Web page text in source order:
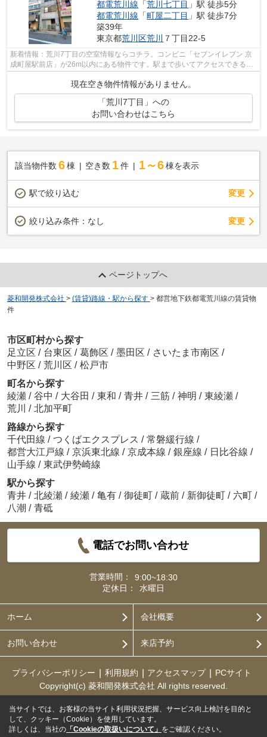
都電荒川線 「荒川七丁目 」駅 徒歩5分
都電荒川線 「町屋二丁目 」駅 徒歩7分
築39年
東京都荒川区荒川 ７丁目22-5
新着情報：荒川7丁目の空室情報ならコチラ。コンビニ「セブンイレブン 京
成町屋駅前店」が26m以内にある物件です。駅まで歩いてアクセスできる、
現在空き物件情報がありません。
「荒川7丁目」への
お問い合わせはこちら
該当物件数 6棟 空き数 1 件 1～6 棟を表示
駅で絞り込む 変更
絞り込み条件： なし 変更
ページトップへ
菱和開発株式会社 > (賃貸)路線・駅から探す > 都営地下鉄都電荒川線の賃貸物
件
市区町村から探す
足立区 / 台東区 / 葛飾区 / 墨田区 / さいたま市南区 /
中野区 / 荒川区 / 松戸市
町名から探す
綾瀬 / 谷中 / 大谷田 / 東和 / 青井 / 三筋 / 神明 / 東綾瀬 /
荒川 / 北加平町
路線から探す
千代田線 / つくばエクスプレス / 常磐緩行線 /
都営大江戸線 / 京浜東北線 / 京成本線 / 銀座線 / 日比谷線 /
山手線 / 東武伊勢崎線
駅から探す
青井 / 北綾瀬 / 綾瀬 / 亀有 / 御徒町 / 蔵前 / 新御徒町 / 六町 /
八潮 / 青砥
電話でお問い合わせ
営業時間：
9:00~18:30
定休日：
水曜日
ホーム 会社概要
お問い合わせ 来店予約
プライバシーポリシー 利用規約 アクセスマップ
PCサイト
Copyright(c) 菱和開発株式会社 All rights reserved.
当サイトでは、お客様の当サイト利用状況把握、サービス向上検討を目的と
して、クッキー（Cookie）を使用しています。
詳しくは、当社の 「Cookieの取扱いについて」 をご確認ください。